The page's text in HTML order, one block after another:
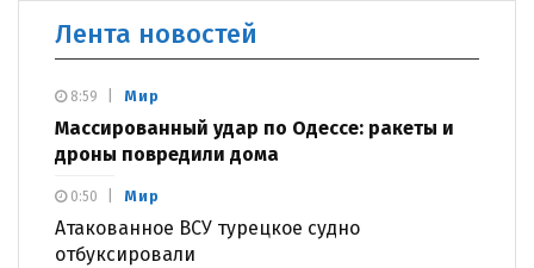
Лента новостей
Мир
Массированный удар по Одессе: ракеты и
дроны повредили дома
8:59
Мир
Атакованное ВСУ турецкое судно
отбуксировали
0:50